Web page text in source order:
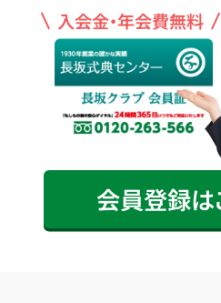
入会金・年会費無料
会員登録は